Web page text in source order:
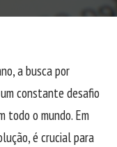
a busca por
constante desafio
todo o mundo. Em
é crucial para